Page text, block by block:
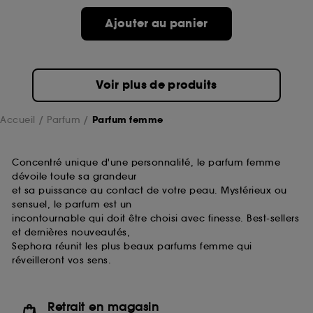
Ajouter au panier
Voir plus de produits
Accueil Parfum Parfum femme
Concentré unique d'une personnalité, le parfum femme
dévoile toute sa grandeur
et sa puissance au contact de votre peau. Mystérieux ou
sensuel, le parfum est un
incontournable qui doit être choisi avec finesse. Best-sellers
et dernières nouveautés,
Sephora réunit les plus beaux parfums femme qui
réveilleront vos sens.
Retrait en magasin
de ces cookies grâce au bouton "personnaliser mes
choix" ci-dessous ou décider de "tout accepter".
Sephora pourra associer les informations de
collectées ou générées lors de votre activité en ligne
ou en magasin. Pour refuser tous les cookies, cliques
sur "continuer sans accepter". Voous pouvez à tout
souhaitez obtenir plus d'information sur les cookies